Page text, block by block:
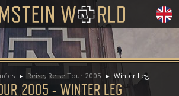
Reise, Reise Tour 2005 Winter Leg
2005 - WINTER LEG